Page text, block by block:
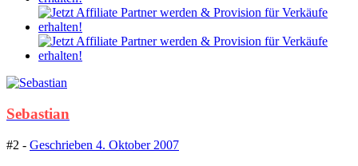
Sebastian
#2 - Geschrieben 4. Oktober 2007